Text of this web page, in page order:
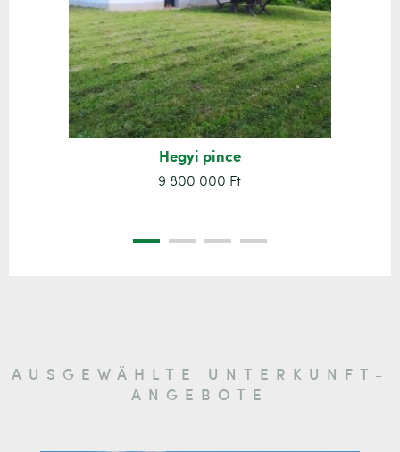
Hegyi pince
9 800 000 Ft
AUSGEWÄHLTE UNTERKUNFT-
ANGEBOTE